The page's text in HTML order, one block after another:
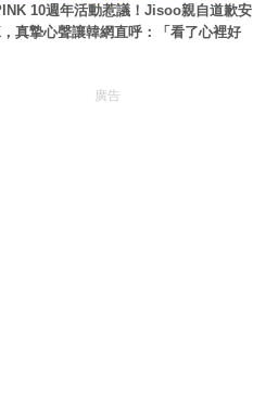
10週年活動惹議！Jisoo親自道歉安
真摯心聲讓韓網直呼：「看了心裡好
廣告